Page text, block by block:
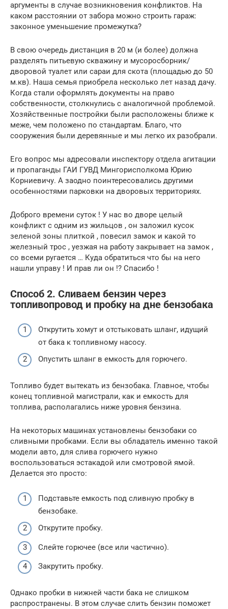
аргументы в случае возникновения конфликтов. На
каком расстоянии от забора можно строить гараж:
законное уменьшение промежутка?
В свою очередь дистанция в 20 м (и более) должна
разделять питьевую скважину и мусоросборник/
дворовой туалет или сараи для скота (площадью до 50
м.кв). Наша семья приобрела несколько лет назад дачу.
Когда стали оформлять документы на право
собственности, столкнулись с аналогичной проблемой.
Хозяйственные постройки были расположены ближе к
меже, чем положено по стандартам. Благо, что
сооружения были деревянные и мы легко их разобрали.
Его вопрос мы адресовали инспектору отдела агитации
и пропаганды ГАИ ГУВД Мингорисполкома Юрию
Корниевичу. А заодно поинтересовались другими
особенностями парковки на дворовых территориях.
Доброго времени суток ! У нас во дворе целый
конфликт с одним из жильцов , он заложил кусок
зеленой зоны плиткой , повесил замок и какой то
железный трос , уезжая на работу закрывает на замок ,
со всеми ругается … Куда обратиться что бы на него
нашли управу ! И прав ли он !? Спасибо !
Способ 2. Сливаем бензин через
топливопровод и пробку на дне бензобака
Открутить хомут и отстыковать шланг, идущий
от бака к топливному насосу.
Опустить шланг в емкость для горючего.
Топливо будет вытекать из бензобака. Главное, чтобы
конец топливной магистрали, как и емкость для
топлива, располагались ниже уровня бензина.
На некоторых машинах установлены бензобаки со
сливными пробками. Если вы обладатель именно такой
модели авто, для слива горючего нужно
воспользоваться эстакадой или смотровой ямой.
Делается это просто:
Подставьте емкость под сливную пробку в
бензобаке.
Открутите пробку.
Слейте горючее (все или частично).
Закрутить пробку.
Однако пробки в нижней части бака не слишком
распространены. В этом случае слить бензин поможет